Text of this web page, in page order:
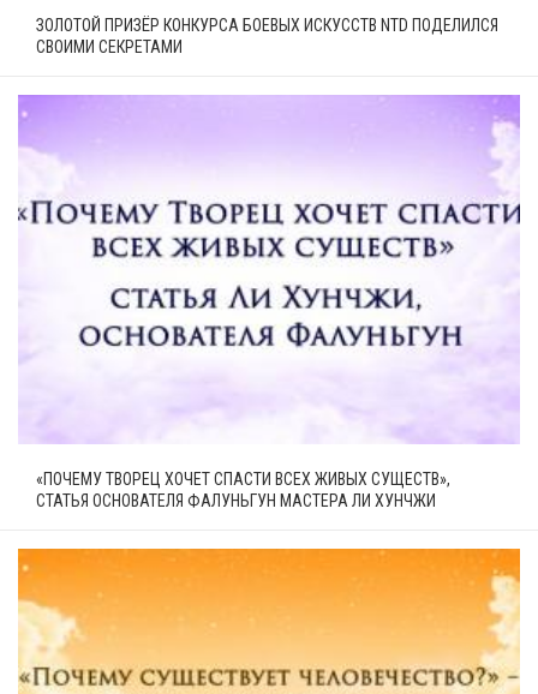
ЗОЛОТОЙ ПРИЗЁР КОНКУРСА БОЕВЫХ ИСКУССТВ NTD ПОДЕЛИЛСЯ
СВОИМИ СЕКРЕТАМИ
«ПОЧЕМУ ТВОРЕЦ ХОЧЕТ СПАСТИ ВСЕХ ЖИВЫХ СУЩЕСТВ»,
СТАТЬЯ ОСНОВАТЕЛЯ ФАЛУНЬГУН МАСТЕРА ЛИ ХУНЧЖИ